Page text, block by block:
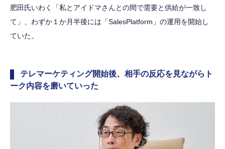
肥田氏いわく「私とアイドマさんとの間で需要と供給が一致し
て」、わずか１か月半後には「SalesPlatform」の運用を開始し
ていた。
テレマーケティング開始後、相手の反応を見ながらト
ーク内容を磨いていった